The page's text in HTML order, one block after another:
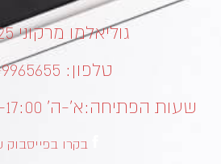
גוליאלמו מרקוני 25, חיפה
טלפון: 077-9965655
שעות הפתיחה:א’-ה’ 08:00-17:00
בקרו בפייסבוק